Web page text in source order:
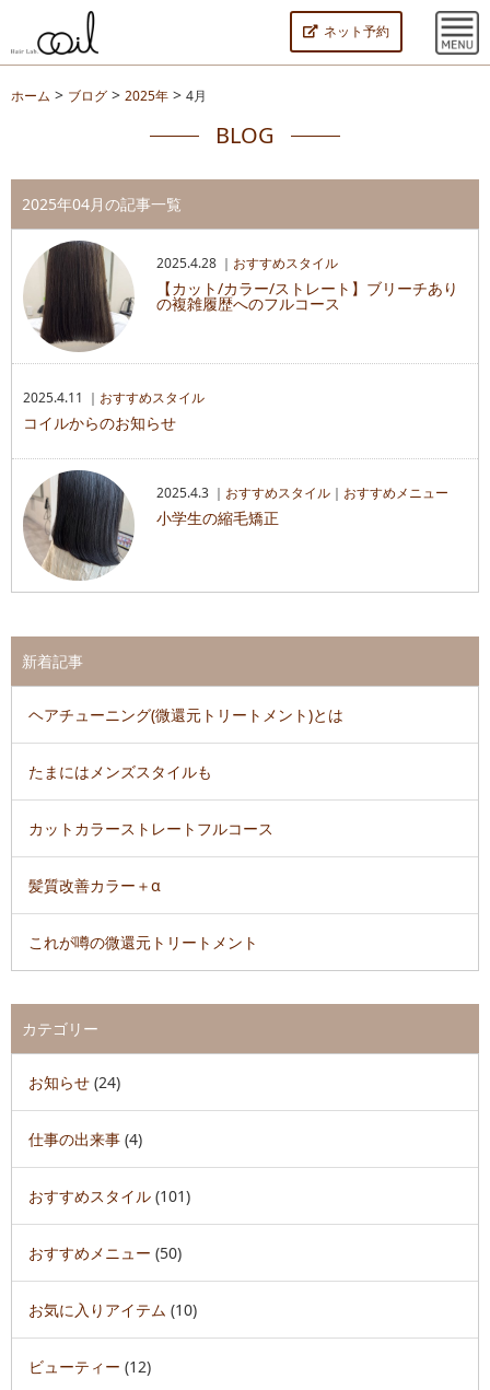
ネット予約
ホーム > ブログ > 2025年 > 4月
BLOG
2025年04月の記事一覧
2025.4.28 ｜ おすすめスタイル
【カット/カラー/ストレート】ブリーチあり
の複雑履歴へのフルコース
2025.4.11 ｜ おすすめスタイル
コイルからのお知らせ
2025.4.3 ｜ おすすめスタイル｜ おすすめメニュー
小学生の縮毛矯正
新着記事
ヘアチューニング(微還元トリートメント)とは
たまにはメンズスタイルも
カットカラーストレートフルコース
髪質改善カラー＋α
これが噂の微還元トリートメント
カテゴリー
お知らせ (24)
仕事の出来事 (4)
おすすめスタイル (101)
おすすめメニュー (50)
お気に入りアイテム (10)
ビューティー (12)